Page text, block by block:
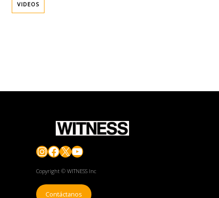
VIDEOS
Instagram
Facebook
X YouTube
Copyright © WITNESS Inc
Contáctanos